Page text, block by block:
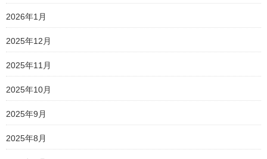
2026年1月
2025年12月
2025年11月
2025年10月
2025年9月
2025年8月